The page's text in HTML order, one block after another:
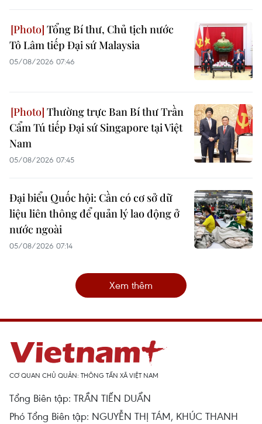
Tổng Bí thư, Chủ tịch nước
Tô Lâm tiếp Đại sứ Malaysia
05/08/2026 07:46
Thường trực Ban Bí thư Trần
Cẩm Tú tiếp Đại sứ Singapore tại Việt
Nam
05/08/2026 07:45
Đại biểu Quốc hội: Cần có cơ sở dữ
liệu liên thông để quản lý lao động ở
nước ngoài
05/08/2026 07:14
Xem thêm
CƠ QUAN CHỦ QUẢN: THÔNG TẤN XÃ VIỆT NAM
Tổng Biên tập: TRẦN TIẾN DUẨN
Phó Tổng Biên tập: NGUYỄN THỊ TÁM, KHÚC THANH